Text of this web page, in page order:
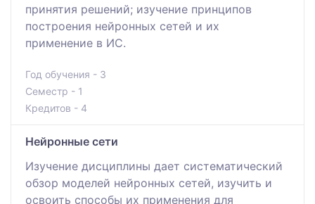
принятия решений; изучение принципов
построения нейронных сетей и их
применение в ИС.
Год обучения - 3
Семестр - 1
Кредитов - 4
Нейронные сети
Изучение дисциплины дает систематический
обзор моделей нейронных сетей, изучить и
освоить способы их применения для